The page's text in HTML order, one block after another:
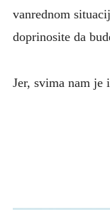
vanrednom
doprinosite da
Jer, svima nam je